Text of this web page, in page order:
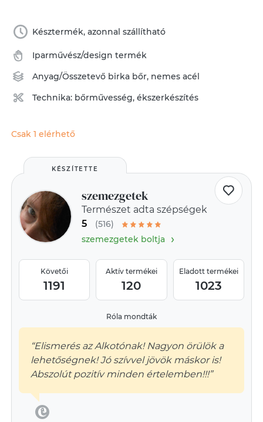
Késztermék, azonnal szállítható
Iparművész/design termék
Anyag/Összetevő birka bőr, nemes acél
Technika: bőrművesség,ékszerkészítés
Csak 1 elérhető
KÉSZÍTETTE
szemezgetek
Természet adta szépségek
5
(516)
szemezgetek boltja›
Követői
1191
Aktív termékei
120
Eladott termékei
1023
Róla mondták
“Elismerés az Alkotónak! Nagyon örülök a
lehetőségnek! Jó szívvel jövök máskor is!
Abszolút pozitív minden értelemben!!!”